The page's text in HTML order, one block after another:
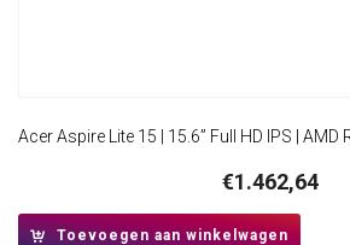
€1.462,64
Toevoegen aan winkelwagen